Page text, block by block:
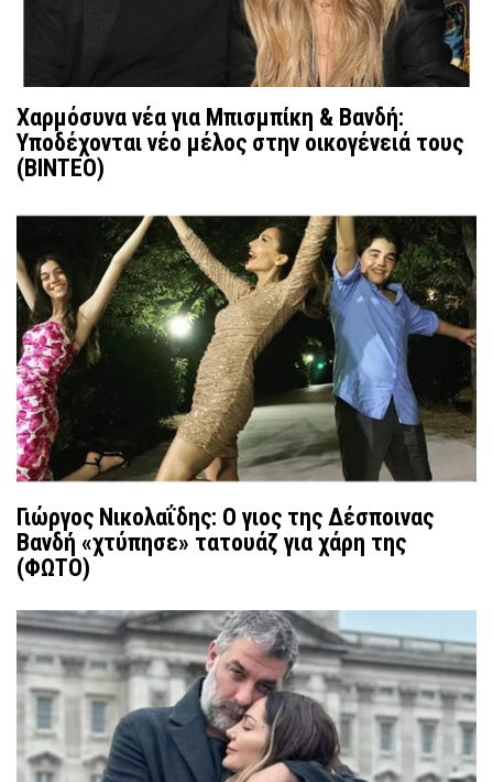
Χαρμόσυνα νέα για Μπισμπίκη & Βανδή:
Υποδέχονται νέο μέλος στην οικογένειά τους
(ΒΙΝΤΕΟ)
Γιώργος Νικολαΐδης: Ο γιος της Δέσποινας
Βανδή «χτύπησε» τατουάζ για χάρη της
(ΦΩΤΟ)